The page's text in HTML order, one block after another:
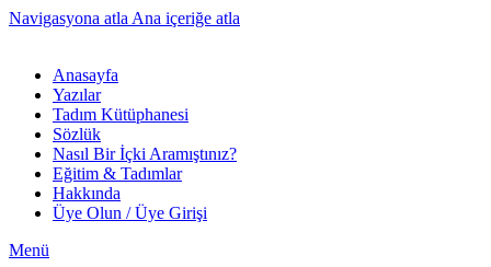
Navigasyona atla Ana içeriğe atla
Anasayfa
Yazılar
Tadım Kütüphanesi
Sözlük
Nasıl Bir İçki Aramıştınız?
Eğitim & Tadımlar
Hakkında
Üye Olun / Üye Girişi
Menü